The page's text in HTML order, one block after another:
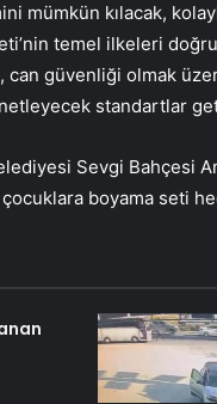
mümkün kılacak,
temel ilkeleri
can güvenliği olmak
standartlar
Sevgi Bahçesi
boyama seti